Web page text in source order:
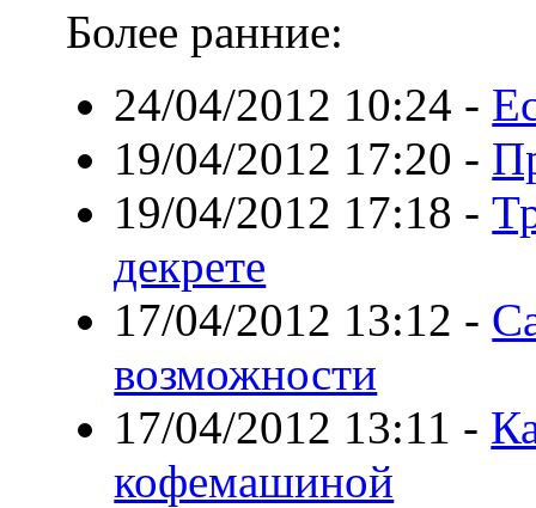
Более ранние:
24/04/2012 10:24 -
19/04/2012 17:20 -
19/04/2012 17:18 -
декрете
17/04/2012 13:12 -
возможности
17/04/2012 13:11 -
кофемашиной